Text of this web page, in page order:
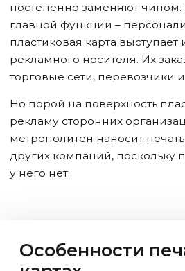
постепенно заменяют
главной функции –
пластиковая карта выступает
рекламного носителя. Их
торговые сети, перевозчики
Но порой на поверхность
рекламу сторонних
метрополитен наносит
других компаний, поскольку
у него нет.
Особенности